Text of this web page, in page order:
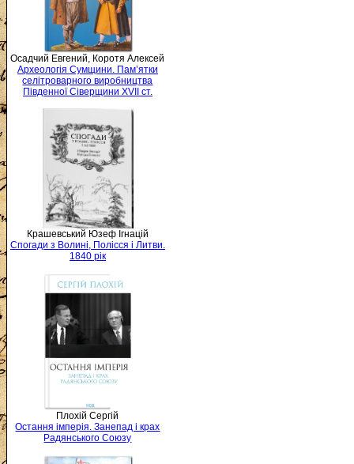
Осадчий Евгений, Коротя Алексей
Археологія Сумщини. Пам’ятки
селітроварного виробництва
Південної Сіверщини XVII ст.
Крашевський Юзеф Ігнацій
Спогади з Волині, Полісся і Литви.
1840 рік
Плохій Сергій
Остання імперія. Занепад і крах
Радянського Союзу